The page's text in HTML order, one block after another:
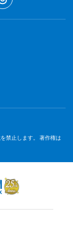
禁止します。 著作権は